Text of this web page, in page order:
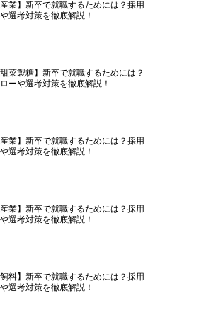
産業】新卒で就職するためには？採用
選考対策を徹底解説！
甜菜製糖】新卒で就職するためには？
ーや選考対策を徹底解説！
産業】新卒で就職するためには？採用
選考対策を徹底解説！
産業】新卒で就職するためには？採用
選考対策を徹底解説！
飼料】新卒で就職するためには？採用
選考対策を徹底解説！